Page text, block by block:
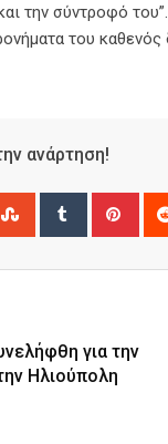
την σύντροφό
του
ανάρτηση!
StumbleUpon
Tumblr
για την
Ηλιούπολη